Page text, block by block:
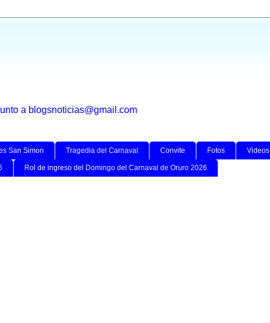
a blogsnoticias@gmail.com
San Simon Tragedia del Carnaval Convite Fotos Videos
Rol de ingreso del Domingo del Carnaval de Oruro 2026